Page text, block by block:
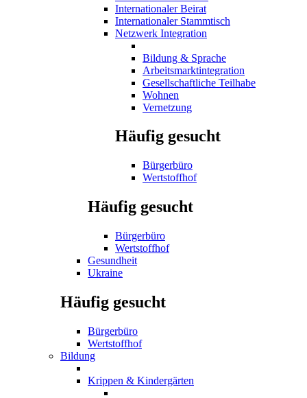
Internationaler Beirat
Internationaler Stammtisch
Netzwerk Integration
Bildung & Sprache
Arbeitsmarktintegration
Gesellschaftliche Teilhabe
Wohnen
Vernetzung
Häufig gesucht
Bürgerbüro
Wertstoffhof
Häufig gesucht
Bürgerbüro
Wertstoffhof
Gesundheit
Ukraine
Häufig gesucht
Bürgerbüro
Wertstoffhof
Bildung
Krippen & Kindergärten